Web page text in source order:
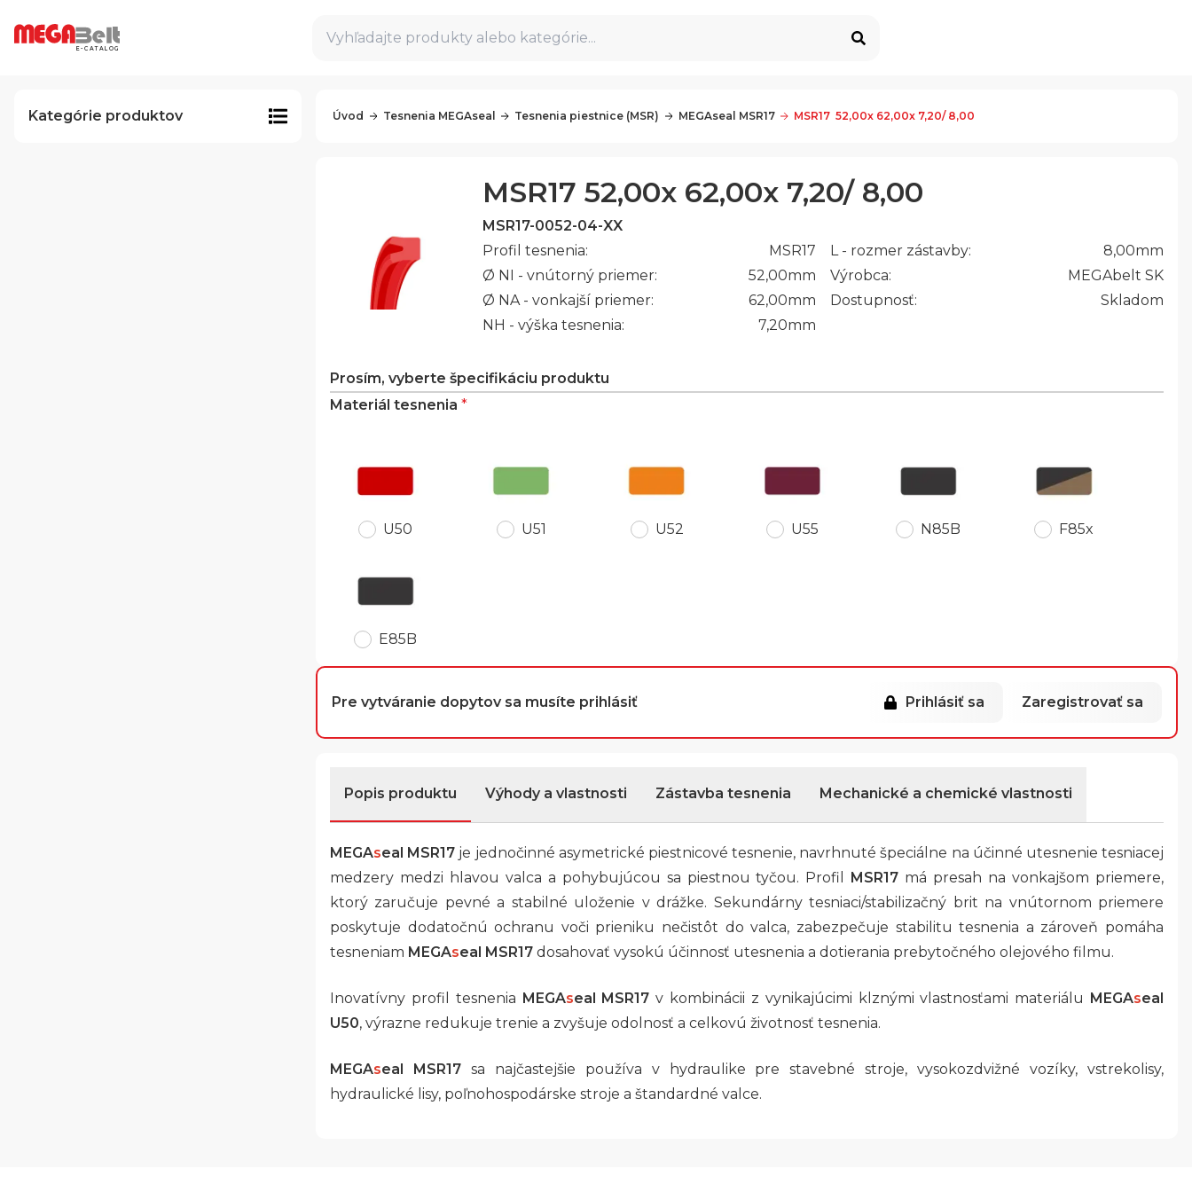
E-CATALOG
Vyhľadajte produkty alebo kategórie...
Kategórie produktov Úvod Tesnenia MEGAseal Tesnenia piestnice (MSR) MEGAseal MSR17 MSR17  52,00x 62,00x 7,20/ 8,00
MSR17 52,00x 62,00x 7,20/ 8,00
MSR17-0052-04-XX
Profil tesnenia:
MSR17
Ø NI - vnútorný priemer:
52,00mm
Ø NA - vonkajší priemer:
62,00mm
NH - výška tesnenia:
7,20mm
L - rozmer zástavby: 8,00mm
Výrobca:
MEGAbelt SK
Dostupnosť:
Skladom
Prosím, vyberte špecifikáciu produktu
Materiál tesnenia *
U50 U51 U52 U55 N85B F85x
E85B
Pre vytváranie dopytov sa musíte prihlásiť Prihlásiť sa Zaregistrovať sa
Popis produktu Výhody a vlastnosti Zástavba tesnenia Mechanické a chemické vlastnosti
MEGAseal MSR17 je jednočinné asymetrické piestnicové tesnenie, navrhnuté špeciálne na účinné utesnenie tesniacej
medzery medzi hlavou valca a pohybujúcou sa piestnou tyčou. Profil
MSR17 má presah na vonkajšom priemere,
ktorý zaručuje pevné a stabilné uloženie v drážke. Sekundárny tesniaci/stabilizačný brit na vnútornom priemere
poskytuje dodatočnú ochranu voči prieniku nečistôt do valca, zabezpečuje stabilitu tesnenia a zároveň pomáha
tesneniam MEGAseal MSR17 dosahovať vysokú účinnosť utesnenia a dotierania prebytočného olejového filmu.
Inovatívny profil tesnenia MEGAseal MSR17 v kombinácii z vynikajúcimi klznými vlastnosťami materiálu MEGAseal
U50, výrazne redukuje trenie a zvyšuje odolnosť a celkovú životnosť tesnenia.
MEGAseal MSR17sa najčastejšie používa v hydraulike pre stavebné stroje, vysokozdvižné vozíky, vstrekolisy,
hydraulické lisy, poľnohospodárske stroje a štandardné valce.